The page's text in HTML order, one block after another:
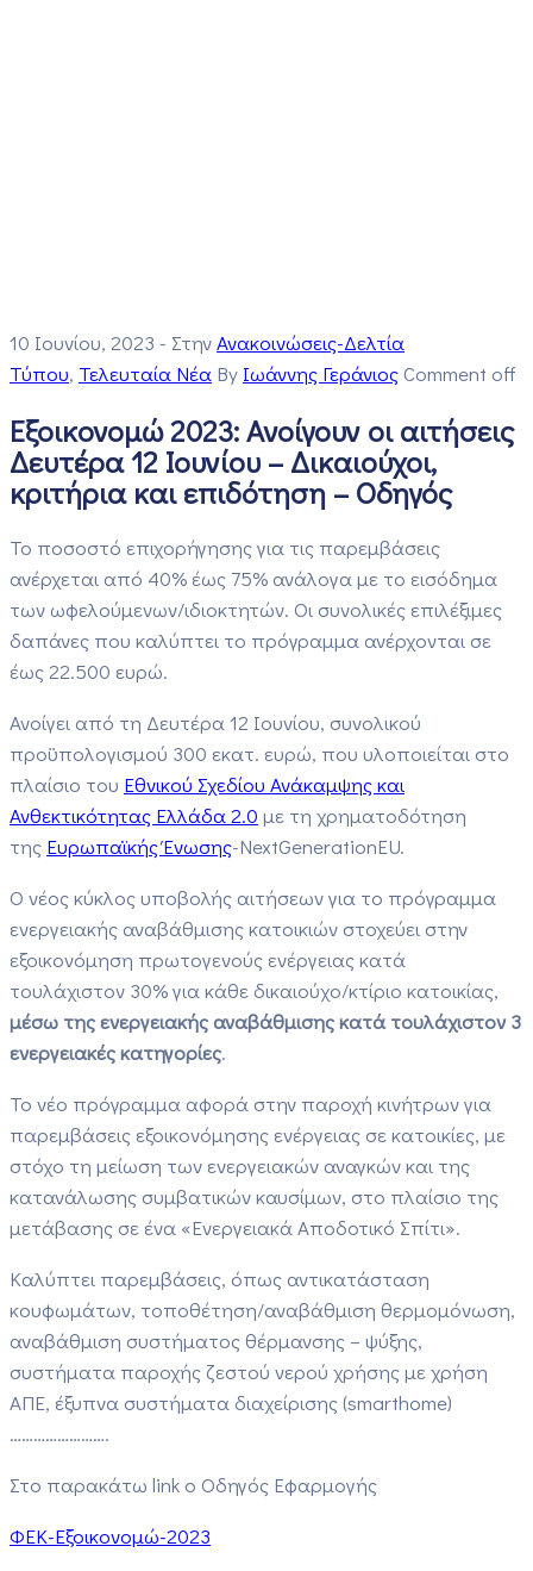
10 Ιουνίου, 2023 - ΣτηνΑνακοινώσεις-Δελτία
Τύπου‚ Τελευταία Νέα By Ιωάννης ΓεράνιοςComment off
Εξοικονομώ 2023: Ανοίγουν οι αιτήσεις
Δευτέρα 12 Ιουνίου – Δικαιούχοι,
κριτήρια και επιδότηση – Οδηγός
Το ποσοστό επιχορήγησης για τις παρεμβάσεις
ανέρχεται από 40% έως 75% ανάλογα με το εισόδημα
των ωφελούμενων/ιδιοκτητών. Οι συνολικές επιλέξιμες
δαπάνες που καλύπτει το πρόγραμμα ανέρχονται σε
έως 22.500 ευρώ.
Ανοίγει από τη Δευτέρα 12 Ιουνίου, συνολικού
προϋπολογισμού 300 εκατ. ευρώ, που υλοποιείται στο
πλαίσιο του Εθνικού Σχεδίου Ανάκαμψης και
Ανθεκτικότητας Ελλάδα 2.0 με τη χρηματοδότηση
της Ευρωπαϊκής Ένωσης-NextGenerationEU.
Ο νέος κύκλος υποβολής αιτήσεων για το πρόγραμμα
ενεργειακής αναβάθμισης κατοικιών στοχεύει στην
εξοικονόμηση πρωτογενούς ενέργειας κατά
τουλάχιστον 30% για κάθε δικαιούχο/κτίριο κατοικίας,
μέσω της ενεργειακής αναβάθμισης κατά τουλάχιστον 3
ενεργειακές κατηγορίες.
Το νέο πρόγραμμα αφορά στην παροχή κινήτρων για
παρεμβάσεις εξοικονόμησης ενέργειας σε κατοικίες, με
στόχο τη μείωση των ενεργειακών αναγκών και της
κατανάλωσης συμβατικών καυσίμων, στο πλαίσιο της
μετάβασης σε ένα «Ενεργειακά Αποδοτικό Σπίτι».
Καλύπτει παρεμβάσεις, όπως αντικατάσταση
κουφωμάτων, τοποθέτηση/αναβάθμιση θερμομόνωση,
αναβάθμιση συστήματος θέρμανσης – ψύξης,
συστήματα παροχής ζεστού νερού χρήσης με χρήση
ΑΠΕ, έξυπνα συστήματα διαχείρισης (smarthome)
…………………….
Στο παρακάτω link ο Οδηγός Εφαρμογής
ΦΕΚ-Εξοικονομώ-2023